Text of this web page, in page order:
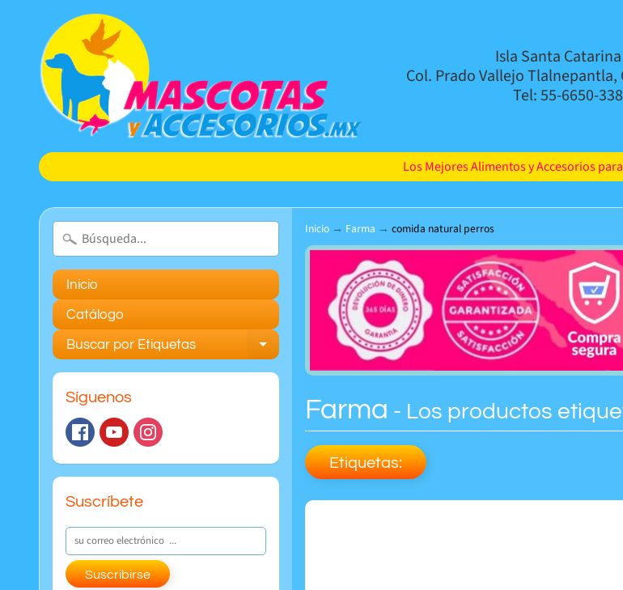
Isla Santa
Col. Prado Vallejo Tlalnepantla,
Tel: 55-6650-
Los Mejores Alimentos y Accesorios
Inicio
Catálogo
Buscar por Etiquetas Expand child menu
Síguenos
Suscríbete
Suscribirse
Inicio → Farma → comida natural perros
Farma - Los productos
Etiquetas: